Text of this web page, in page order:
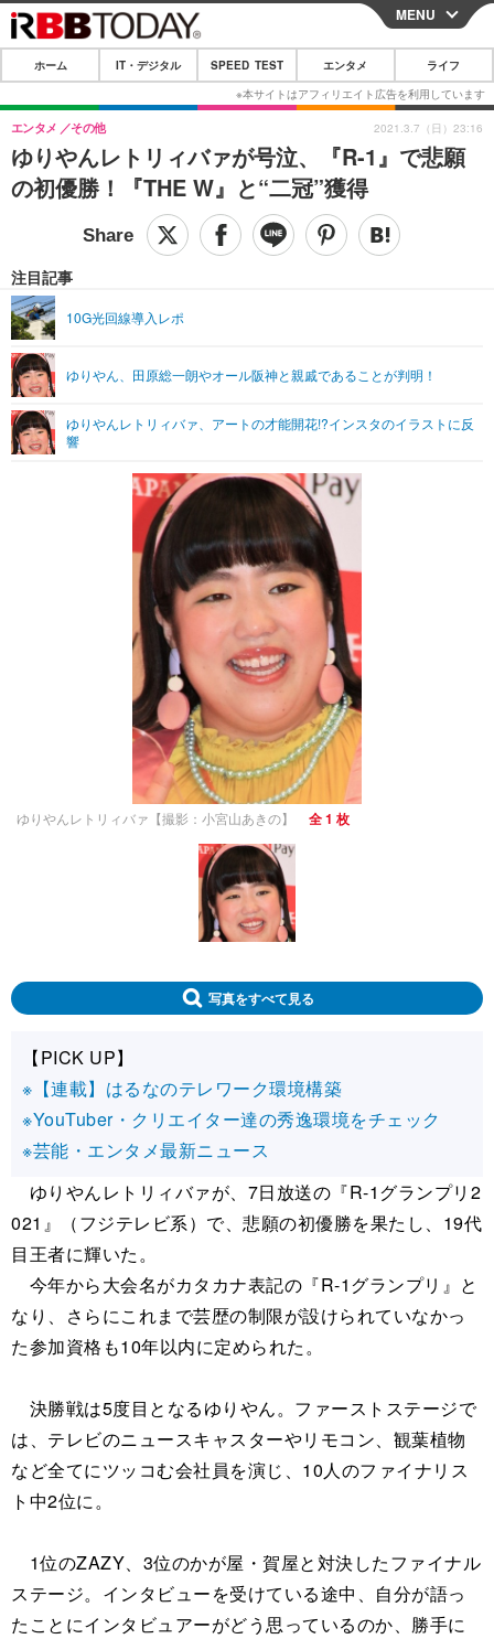
CLOSE
ホーム
IT・デジタル
IT・デジタルTOP スマートフォン
ショッピング その他
SPEED TEST
エンタメTOP 映画・ドラマ
グラビア ブログ
ショッピング その他
ライフTOP
リリース一覧
プッシュ通知の停止方法
MENU
ホーム IT・デジタル SPEED TEST エンタメ ライフ
ゆりやんレトリィバァが号泣、『R-1』で悲願
の初優勝！『THE W』と“二冠”獲得
エンタメ その他
注目記事
10G光回線導入レポ
ゆりやん、田原総一朗やオール阪神と親戚であることが判明！
ゆりやんレトリィバァ、アートの才能開花!?インスタのイラストに反
響
2021.3.7（日）23:16
ゆりやんレトリィバァ【撮影：小宮山あきの】 全 1 枚
写真をすべて見る
【PICK UP】
※【連載】はるなのテレワーク環境構築
※YouTuber・クリエイター達の秀逸環境をチェック
※芸能・エンタメ最新ニュース
ゆりやんレトリィバァが、7日放送の『R-1グランプリ2
021』（フジテレビ系）で、悲願の初優勝を果たし、19代
目王者に輝いた。
今年から大会名がカタカナ表記の『R-1グランプリ』と
なり、さらにこれまで芸歴の制限が設けられていなかっ
た参加資格も10年以内に定められた。
決勝戦は5度目となるゆりやん。ファーストステージで
は、テレビのニュースキャスターやリモコン、観葉植物
など全てにツッコむ会社員を演じ、10人のファイナリス
ト中2位に。
1位のZAZY、3位のかが屋・賀屋と対決したファイナル
ステージ。インタビューを受けている途中、自分が語っ
たことにインタビュアーがどう思っているのか、勝手に